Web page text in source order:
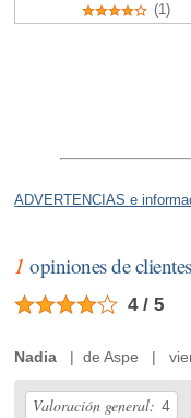
(1)
ADVERTENCIAS e
1 opiniones de clientes
4 / 5
Nadia | de Aspe |
Valoración general: 4